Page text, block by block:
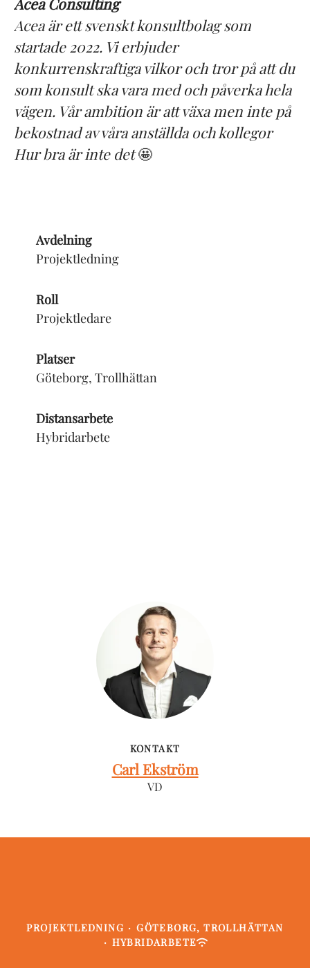
Acea är ett svenskt konsultbolag som
startade 2022. Vi erbjuder
konkurrenskraftiga vilkor och tror på att du
som konsult ska vara med och påverka hela
vägen. Vår ambition är att växa men inte på
bekostnad av våra anställda och kollegor
Hur bra är inte det🤩
Avdelning
Projektledning
Roll
Projektledare
Platser
Göteborg, Trollhättan
Distansarbete
Hybridarbete
KONTAKT
Carl Ekström
VD
PROJEKTLEDNING · GÖTEBORG, TROLLHÄTTAN
· HYBRIDARBETE